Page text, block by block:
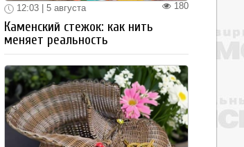
180
12:03 | 5 августа
Каменский стежок: как нить
меняет реальность